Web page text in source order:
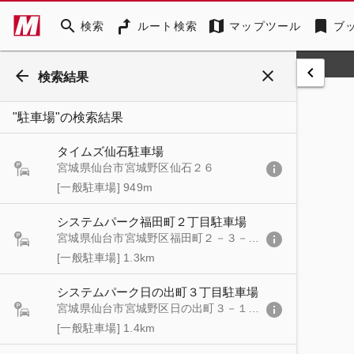
search 検索 ルート検索 map マップツール bookmark ブ
arrow_back 検索結果 close
"駐車場"の検索結果
タイムズ仙石駐車場
宮城県仙台市宮城野区仙石２６
[一般駐車場] 949m
info
システムパーク福田町２丁目駐車場
宮城県仙台市宮城野区福田町２－３－４３
[一般駐車場] 1.3km
info
システムパーク日の出町３丁目駐車場
宮城県仙台市宮城野区日の出町３－１－２０
[一般駐車場] 1.4km
info
keyboard_arrow_left